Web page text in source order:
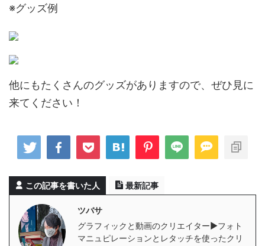
※グッズ例
他にもたくさんのグッズがありますので、ぜひ見に
来てください！
この記事を書いた人 最新記事
ツバサ
グラフィックと動画のクリエイター▶︎フォト
マニュピレーションとレタッチを使ったクリ